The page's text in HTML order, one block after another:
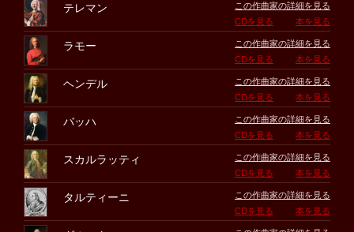
テレマン
この作曲家の詳細を見る
CDを見る
本を見る
ラモー
この作曲家の詳細を見る
CDを見る
本を見る
ヘンデル
この作曲家の詳細を見る
CDを見る
本を見る
バッハ
この作曲家の詳細を見る
CDを見る
本を見る
スカルラッティ
この作曲家の詳細を見る
CDを見る
本を見る
タルティーニ
この作曲家の詳細を見る
CDを見る
本を見る